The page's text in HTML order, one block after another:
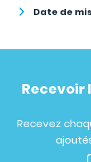
Date de
Recevoir
Recevez